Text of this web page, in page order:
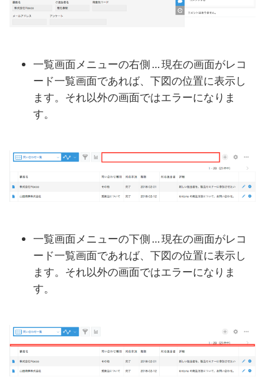
一覧画面メニューの右側 … 現在の画面がレコ
ード一覧画面であれば、下図の位置に表示し
ます。それ以外の画面ではエラーになりま
す。
一覧画面メニューの下側 … 現在の画面がレコ
ード一覧画面であれば、下図の位置に表示し
ます。それ以外の画面ではエラーになりま
す。